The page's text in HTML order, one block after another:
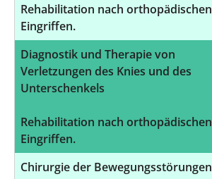
Rehabilitation nach orthopädischen
Eingriffen.
Diagnostik und Therapie von
Verletzungen des Knies und des
Unterschenkels
Rehabilitation nach orthopädischen
Eingriffen.
Chirurgie der Bewegungsstörungen